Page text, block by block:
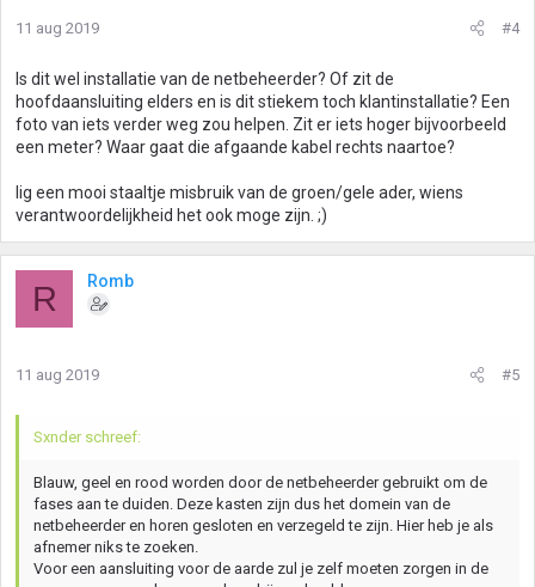
11 aug 2019 #4
Is dit wel installatie van de netbeheerder? Of zit de
hoofdaansluiting elders en is dit stiekem toch klantinstallatie? Een
foto van iets verder weg zou helpen. Zit er iets hoger bijvoorbeeld
een meter? Waar gaat die afgaande kabel rechts naartoe?
Iig een mooi staaltje misbruik van de groen/gele ader, wiens
verantwoordelijkheid het ook moge zijn. ;)
R Romb
11 aug 2019 #5
Sxnder schreef:
Blauw, geel en rood worden door de netbeheerder gebruikt om de
fases aan te duiden. Deze kasten zijn dus het domein van de
netbeheerder en horen gesloten en verzegeld te zijn. Hier heb je als
afnemer niks te zoeken.
Voor een aansluiting voor de aarde zul je zelf moeten zorgen in de